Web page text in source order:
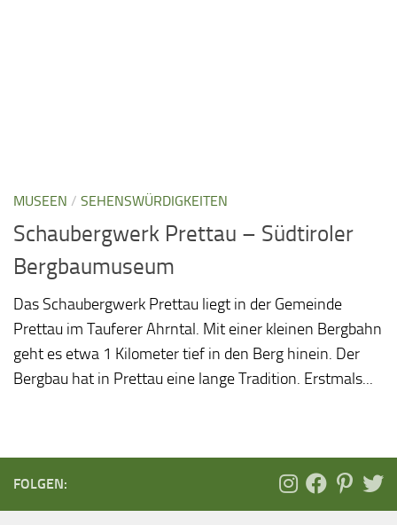
MUSEEN / SEHENSWÜRDIGKEITEN
Schaubergwerk Prettau – Südtiroler
Bergbaumuseum
Das Schaubergwerk Prettau liegt in der Gemeinde
Prettau im Tauferer Ahrntal. Mit einer kleinen Bergbahn
geht es etwa 1 Kilometer tief in den Berg hinein. Der
Bergbau hat in Prettau eine lange Tradition. Erstmals...
FOLGEN: